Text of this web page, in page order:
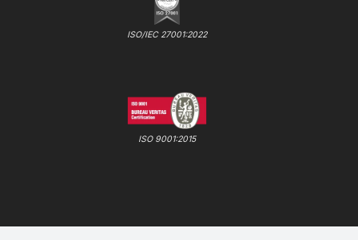
ISO/IEC 27001:2022
ISO 9001:2015